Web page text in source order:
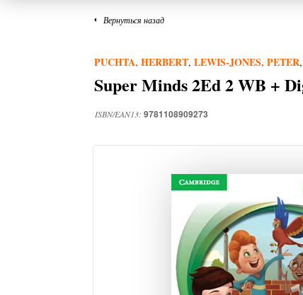
Вернуться назад
PUCHTA, HERBERT, LEWIS-JONES, PETER,
Super Minds 2Ed 2 WB +
ISBN/EAN13: 9781108909273